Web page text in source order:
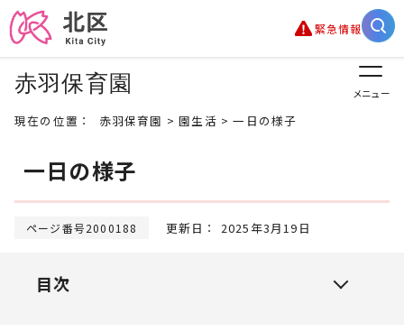
緊急情報
赤羽保育園 メニュー
現在の位置： 赤羽保育園 >園生活 > 一日の様子
一日の様子
ページ番号2000188 更新日： 2025年3月19日
目次